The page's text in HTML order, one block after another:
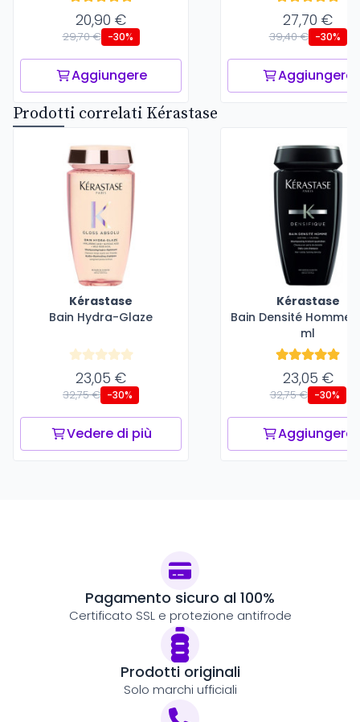
20,90 €
29,70 € -30%
Aggiungere
27,70 €
39,40 € -30%
Aggiungere
Prodotti correlati Kérastase
Kérastase
Bain Hydra-Glaze
23,05 €
32,75 € -30%
Vedere di più
Kérastase
Bain Densité Homme
ml
23,05 €
32,75 € -30%
Aggiungere
Pagamento sicuro al 100%
Certificato SSL e protezione antifrode
Prodotti originali
Solo marchi ufficiali